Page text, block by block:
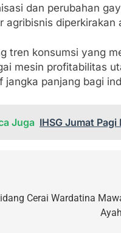
dan perubahan
agribisnis diperkirakan
tren konsumsi yang
mesin profitabilitas
jangka panjang bagi
Juga IHSG Jumat
Cerai Wardatina